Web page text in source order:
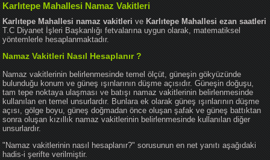
Karlıtepe Mahallesi Namaz Vakitleri
Karlıtepe Mahallesi namaz vakitleri ve Karlıtepe Mahallesi ezan saatleri
T.C Diyanet İşleri Başkanlığı fetvalarına uygun olarak, matematiksel
yöntemlerle hesaplanmaktadır.
Namaz Vakitleri Nasıl Hesaplanır ?
Namaz vakitlerinin belirlenmesinde temel ölçüt, güneşin gökyüzünde
bulunduğu konum ve güneş ışınlarının düşme açısıdır. Güneşin doğuşu,
tam tepe noktaya ulaşması ve batışı namaz vakitlerinin belirlenmesinde
kullanılan en temel unsurlardır. Bunlara ek olarak güneş ışınlarının düşme
açısı, gölge boyu, güneş doğmadan önce oluşan şafak ve güneş battıktan
sonra oluşan kızıllık namaz vakitlerinin belirlenmesinde kullanılan diğer
unsurlardır.
"Namaz vakitlerinin nasıl hesaplanır?" sorusunun en net yanıtı aşağıdaki
hadis-i şerifte verilmiştir.